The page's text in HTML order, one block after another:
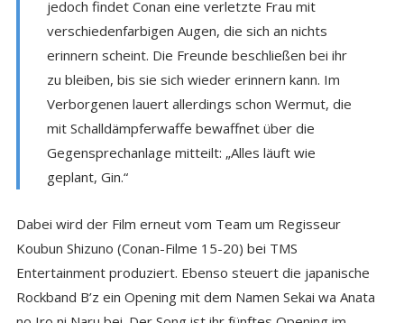
jedoch findet Conan eine verletzte Frau mit
verschiedenfarbigen Augen, die sich an nichts
erinnern scheint. Die Freunde beschließen bei ihr
zu bleiben, bis sie sich wieder erinnern kann. Im
Verborgenen lauert allerdings schon Wermut, die
mit Schalldämpferwaffe bewaffnet über die
Gegensprechanlage mitteilt: „Alles läuft wie
geplant, Gin.“
Dabei wird der Film erneut vom Team um Regisseur
Koubun Shizuno (Conan-Filme 15-20) bei TMS
Entertainment produziert. Ebenso steuert die japanische
Rockband B’z ein Opening mit dem Namen Sekai wa Anata